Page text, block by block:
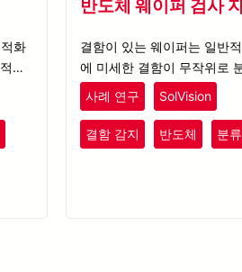
화
으
리
반도체 웨이퍼 검사
결함이 있는 웨이퍼는 일반
에 미세한 결함이 무작위로
어, 이로 인해 AOI 시스템이
사를 위한 규칙을 설정하는
겪습니다.
사례 연구 SolVision
결함 감지 반도체 분류